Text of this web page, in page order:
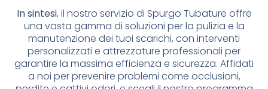
In sintesi, il nostro servizio di Spurgo Tubature offre
una vasta gamma di soluzioni per la pulizia e la
manutenzione dei tuoi scarichi, con interventi
personalizzati e attrezzature professionali per
garantire la massima efficienza e sicurezza. Affidati
a noi per prevenire problemi come occlusioni,